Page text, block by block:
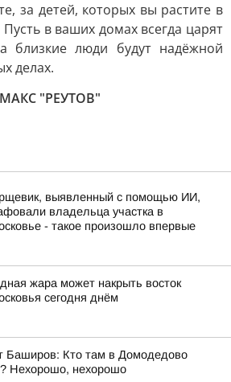
за детей, которых вы растите в
в ваших домах всегда царят
близкие люди будут надёжной
делах.
"РЕУТОВ"
выявленный с помощью ИИ,
владельца участка в
- такое произошло впервые
жара может накрыть восток
сегодня днём
Баширов: Кто там в Домодедово
Нехорошо, нехорошо